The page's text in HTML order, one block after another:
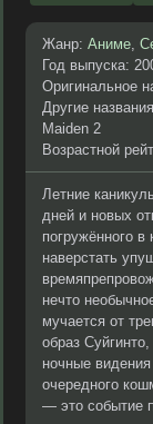
Жанр: Аниме,
Год выпуска:
Оригинальное
Другие
Maiden 2
Возрастной
Летние
дней и новых
погружённого в
наверстать
нечто
мучается от
образ
ночные
очередного
— это событие